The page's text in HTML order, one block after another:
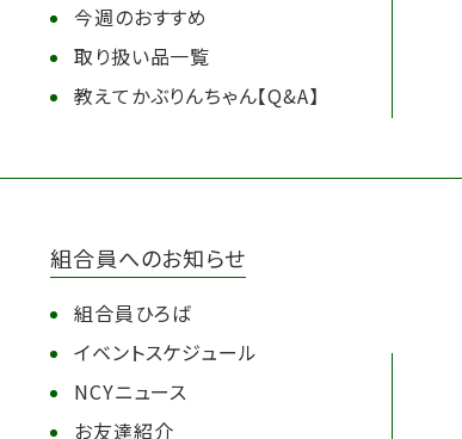
今週のおすすめ
取り扱い品一覧
教えてかぶりんちゃん【Q&A】
組合員へのお知らせ
組合員ひろば
イベントスケジュール
NCYニュース
お友達紹介